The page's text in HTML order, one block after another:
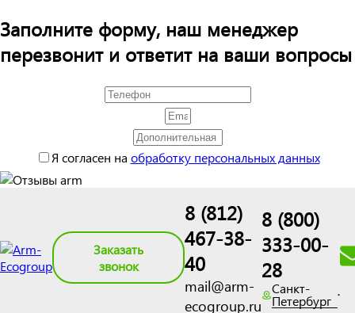
Заполните форму, наш менеджер
перезвонит и ответит на ваши вопросы
Я согласен на обработку персональных данных
Заказать
звонок
8 (812)
467-38-
40
mail@arm-
ecogroup.ru
8 (800)
333-00-
28
Санкт-
Петербург